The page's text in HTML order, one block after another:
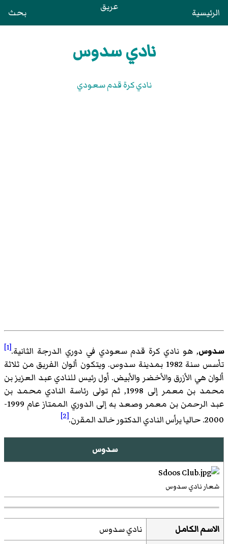
الرئيسية عريق بحث
نادي سدوس
نادي كرة قدم سعودي
سدوس, هو نادي كرة قدم سعودي في دوري الدرجة الثانية.[1]
تأسس سنة 1982 بمدينة سدوس. ويتكون ألوان الفريق من ثلاثة
ألوان هي الأزرق والأخضر والأبيض. أول رئيس للنادي عبد العزيز بن
محمد بن معمر إلى 1998, ثم تولى رئاسة النادي محمد بن
عبد الرحمن بن معمر وصعد به إلى الدوري الممتاز عام 1999-
2000. حاليا يرأس النادي الدكتور خالد المقرن.
[2]
سدوس
شعار نادي سدوس
الاسم الكامل
نادي سدوس